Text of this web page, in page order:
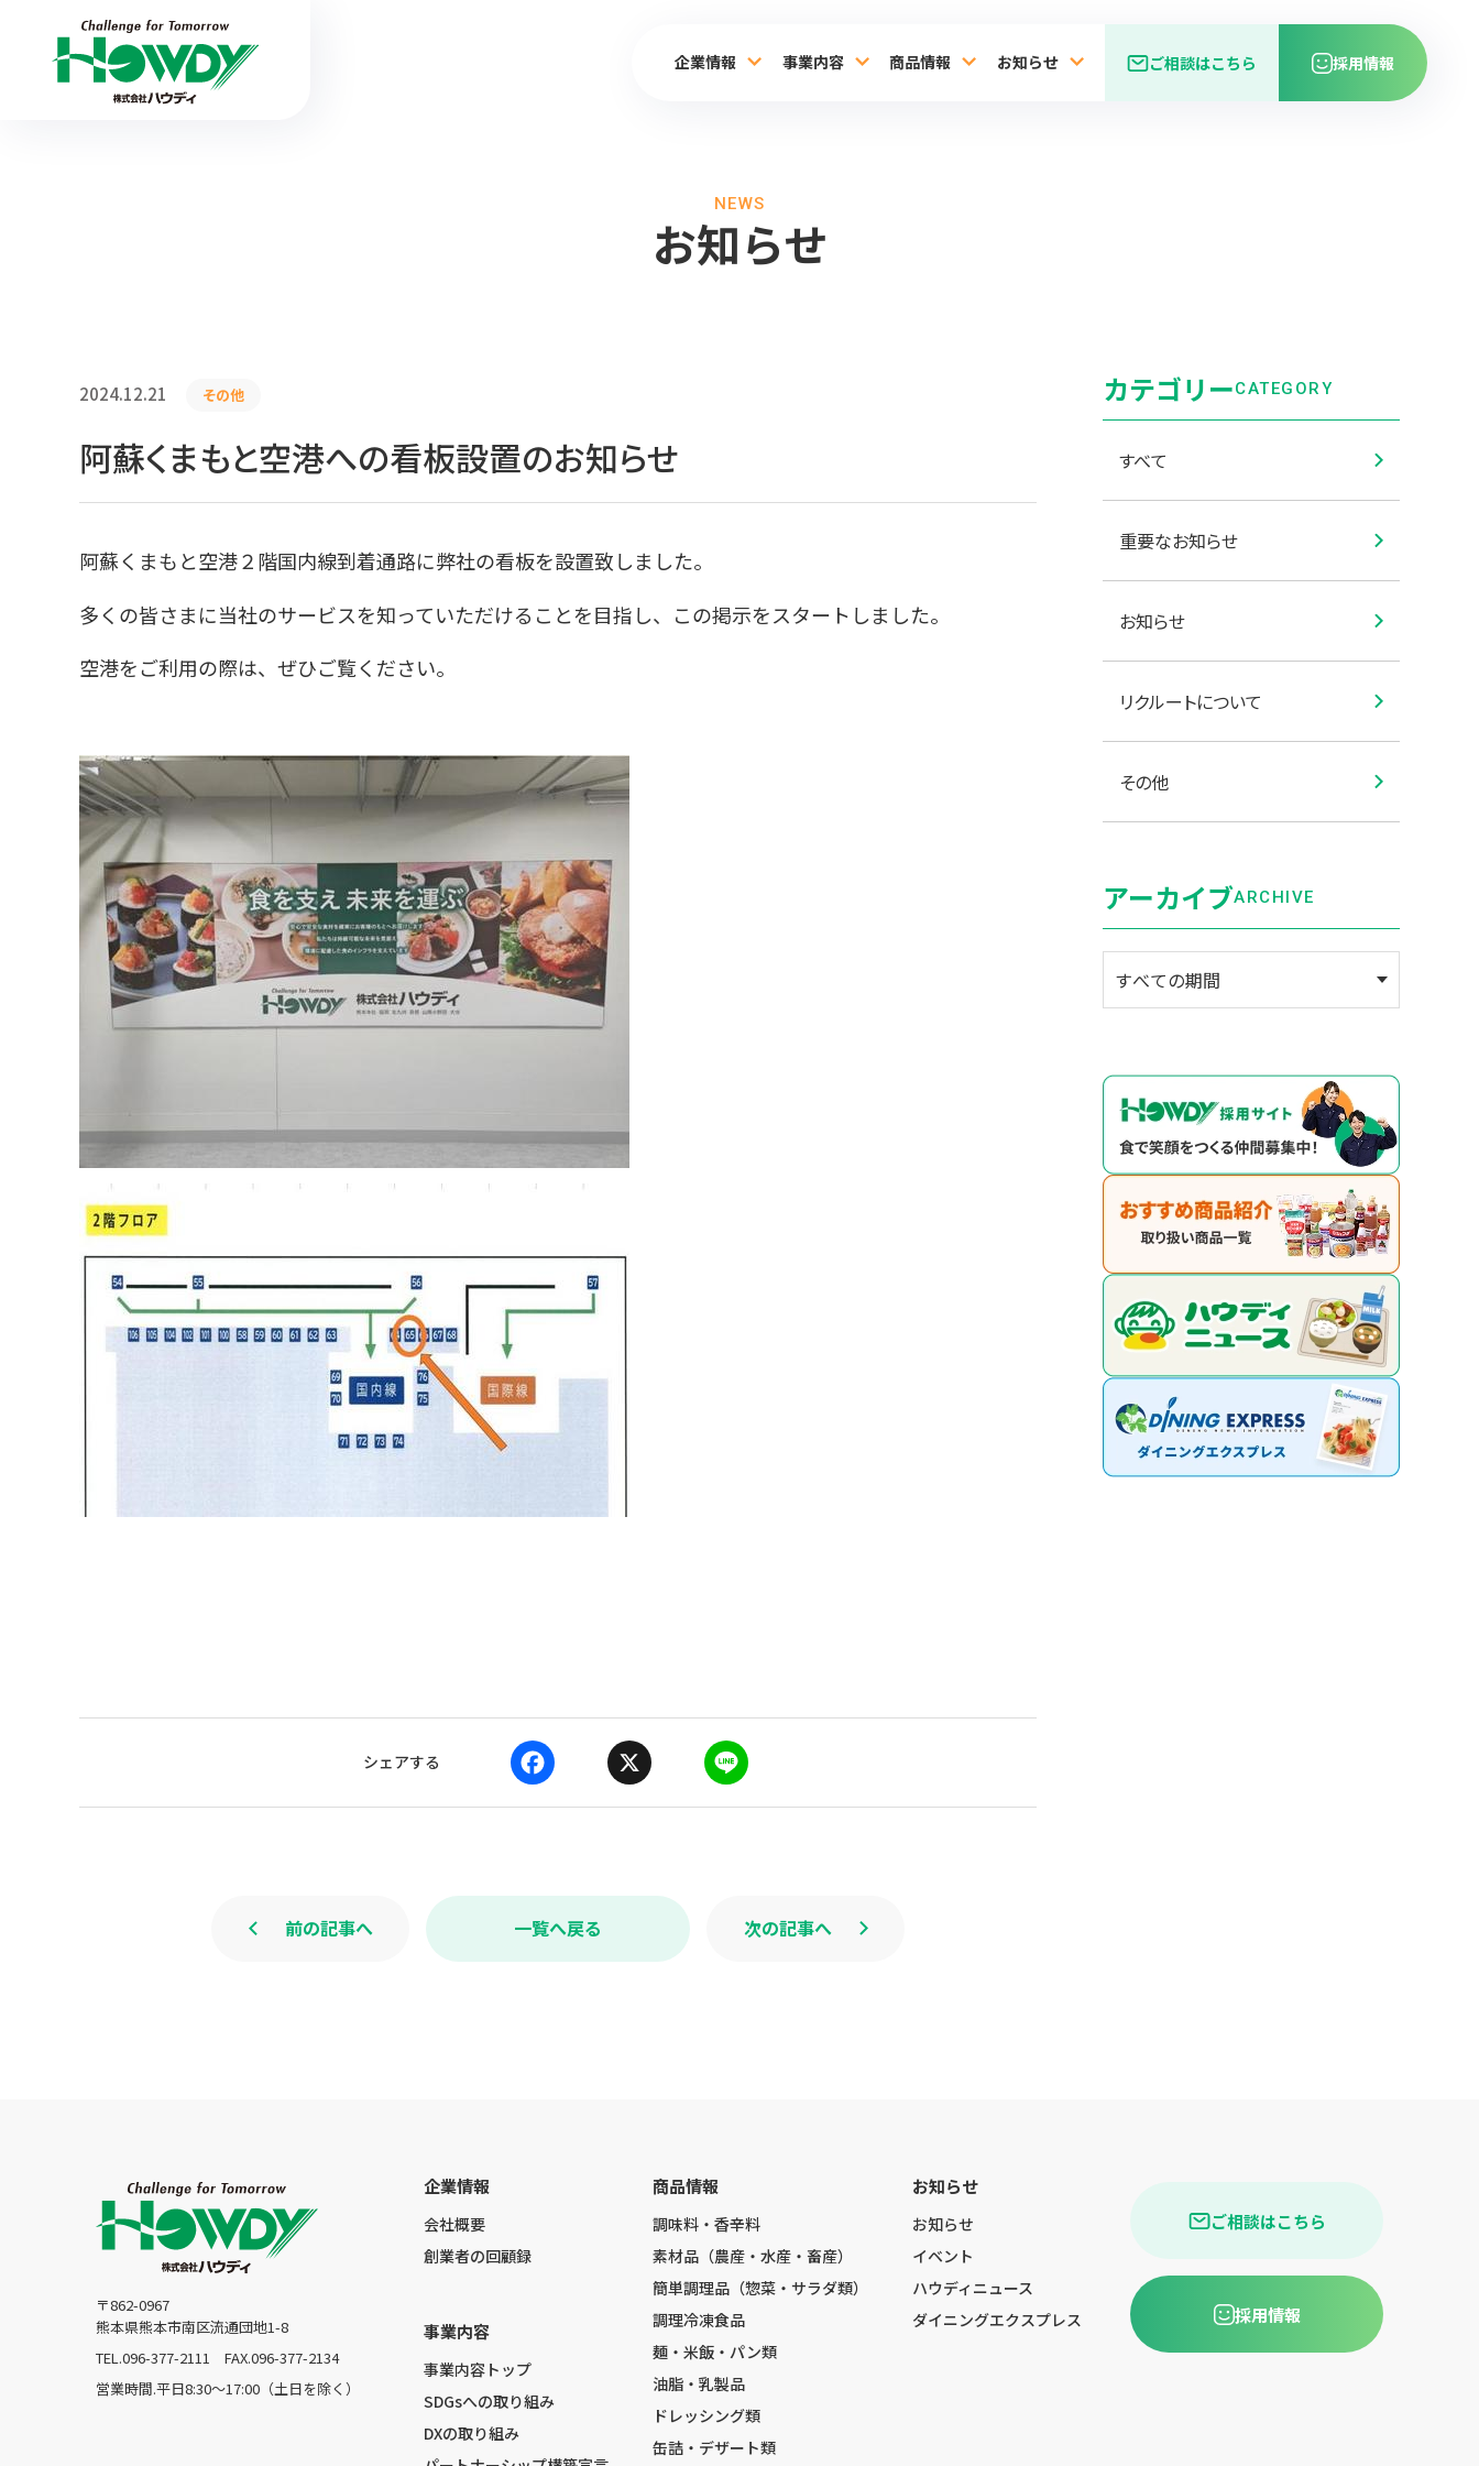
企業情報 事業内容 商品情報 お知らせ ご相談はこちら 採用情報
お知らせ
NEWS
2024.12.21 その他
阿蘇くまもと空港への看板設置のお知らせ
阿蘇くまもと空港２階国内線到着通路に弊社の看板を設置致しました。
多くの皆さまに当社のサービスを知っていただけることを目指し、この掲示をスタートしました。
空港をご利用の際は、ぜひご覧ください。
シェアする
a
o
i
一覧へ戻る
前の記事へ 次の記事へ
カテゴリーCATEGORY
すべて
重要なお知らせ
お知らせ
リクルートについて
その他
アーカイブARCHIVE
〒862-0967
熊本県熊本市南区流通団地1-8
TEL.096-377-2111
FAX.096-377-2134
営業時間.平日8:30〜17:00（土日を除く）
企業情報
会社概要
創業者の回顧録
事業内容
事業内容トップ
SDGsへの取り組み
DXの取り組み
商品情報
調味料・香辛料
素材品（農産・水産・畜産）
簡単調理品（惣菜・サラダ類）
調理冷凍食品
麺・米飯・パン類
油脂・乳製品
ドレッシング類
缶詰・デザート類
お知らせ
お知らせ
イベント
ハウディニュース
ダイニングエクスプレス
ご相談はこちら
採用情報